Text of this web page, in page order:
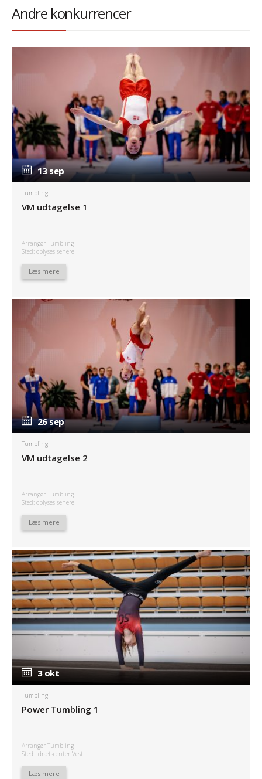
Andre konkurrencer
13 sep
13 sep
Tumbling
VM udtagelse 1
Arrangør Tumbling
Sted: oplyses senere
Læs mere
26 sep
26 sep
Tumbling
VM udtagelse 2
Arrangør Tumbling
Sted: oplyses senere
Læs mere
3 okt
3 okt
Tumbling
Power Tumbling 1
Arrangør Tumbling
Sted: Idrætscenter Vest
Læs mere